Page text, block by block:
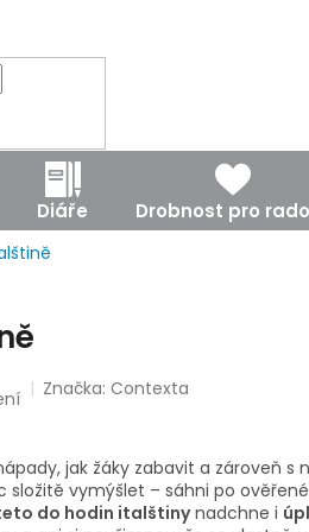
Diáře Drobnost pro
Značka:Contexta
jak žáky zabavit a zároveň s
složitě vymýšlet – sáhni po
do hodin italštinynadchne i